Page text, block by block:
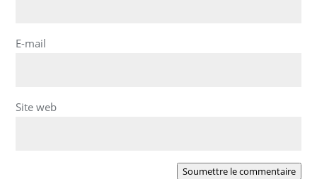
E-mail
Site web
Soumettre le commentaire